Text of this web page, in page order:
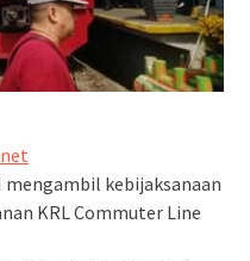
mengambil kebijaksanaan
KRL Commuter Line